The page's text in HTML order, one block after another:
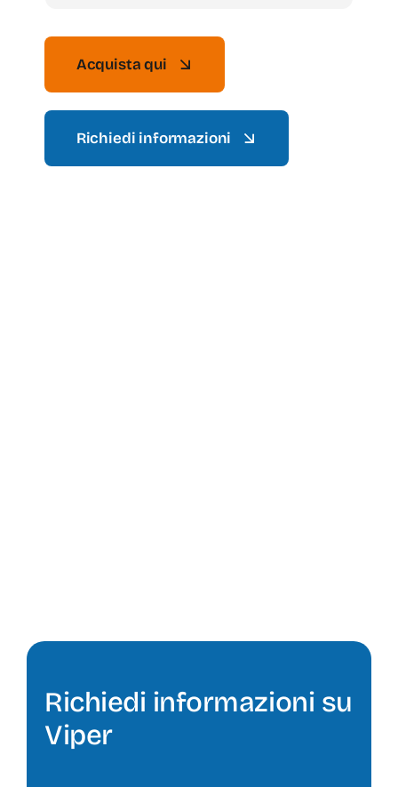
Acquista qui
Richiedi informazioni
Richiedi informazioni su
Viper